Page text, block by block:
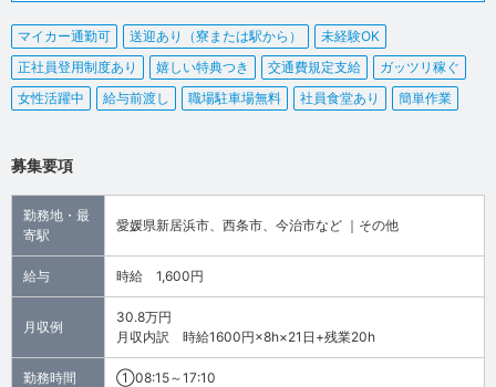
マイカー通勤可 送迎あり（寮または駅から）
未経験OK
正社員登用制度あり
嬉しい特典つき 交通費規定支給
ガッツリ稼ぐ
女性活躍中
給与前渡し 職場駐車場無料 社員食堂あり 簡単作業
募集要項
勤務地・最
寄駅
愛媛県新居浜市、西条市、今治市など ｜その他
給与 時給 1,600円
月収例
30.8万円
月収内訳 時給1600円×8h×21日+残業20h
勤務時間 ①08:15～17:10